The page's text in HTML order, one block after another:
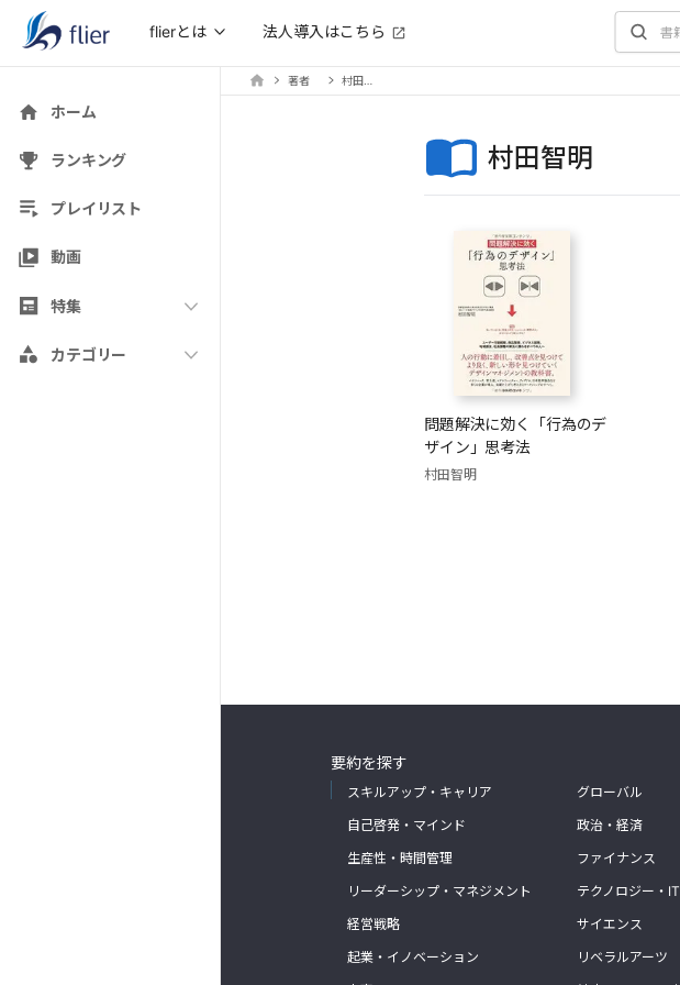
flierとは 法人導入はこちら
ホーム
ランキング
プレイリスト
動画
特集
カテゴリー
著者 村田智明
村田智明
問題解決に効く「行為のデ
ザイン」思考法
村田智明
要約を探す
スキルアップ・キャリア
自己啓発・マインド
生産性・時間管理
リーダーシップ・マネジメント
経営戦略
起業・イノベーション
グローバル
政治・経済
ファイナンス
テクノロジー・IT
サイエンス
リベラルアーツ